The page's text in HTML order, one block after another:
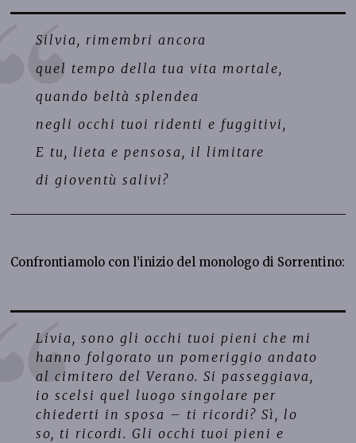
Silvia, rimembri ancora
quel tempo della tua vita mortale,
quando beltà splendea
negli occhi tuoi ridenti e fuggitivi,
E tu, lieta e pensosa, il limitare
di gioventù salivi?
Confrontiamolo con l’inizio del monologo di Sorrentino:
Livia, sono gli occhi tuoi pieni che mi
hanno folgorato un pomeriggio andato
al cimitero del Verano. Si passeggiava,
io scelsi quel luogo singolare per
chiederti in sposa – ti ricordi? Sì, lo
so, ti ricordi. Gli occhi tuoi pieni e